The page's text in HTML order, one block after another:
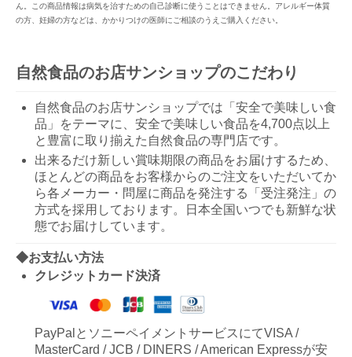
ん。この商品情報は病気を治すための自己診断に使うことはできません。アレルギー体質
の方、妊婦の方などは、かかりつけの医師にご相談のうえご購入ください。
自然食品のお店サンショップのこだわり
自然食品のお店サンショップでは「安全で美味しい食
品」をテーマに、安全で美味しい食品を4,700点以上
と豊富に取り揃えた自然食品の専門店です。
出来るだけ新しい賞味期限の商品をお届けするため、
ほとんどの商品をお客様からのご注文をいただいてか
ら各メーカー・問屋に商品を発注する「受注発注」の
方式を採用しております。日本全国いつでも新鮮な状
態でお届けしています。
◆お支払い方法
クレジットカード決済
PayPalとソニーペイメントサービスにてVISA /
MasterCard / JCB / DINERS / American Expressが安